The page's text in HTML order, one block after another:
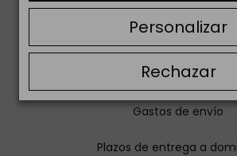
Todavía no he
Formas de pago
Gastos de envío
Plazos de entrega a
Rechazar
Personalizar